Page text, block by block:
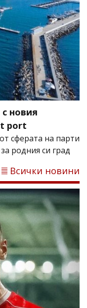
новия
port
сферата на парти
родния си град
Всички новини